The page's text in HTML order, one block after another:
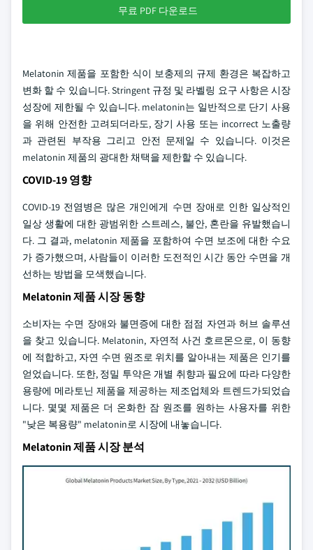
무료 PDF 다운로드
Melatonin 제품을 포함한 식이 보충제의 규제 환경은 복잡하고
변화 할 수 있습니다. Stringent 규정 및 라벨링 요구 사항은 시장
성장에 제한될 수 있습니다. melatonin는 일반적으로 단기 사용
을 위해 안전한 고려되더라도, 장기 사용 또는 incorrect 노출량
과 관련된 부작용 그리고 안전 문제일 수 있습니다. 이것은
melatonin 제품의 광대한 채택을 제한할 수 있습니다.
COVID-19 영향
COVID-19 전염병은 많은 개인에게 수면 장애로 인한 일상적인
일상 생활에 대한 광범위한 스트레스, 불안, 혼란을 유발했습니
다. 그 결과, melatonin 제품을 포함하여 수면 보조에 대한 수요
가 증가했으며, 사람들이 이러한 도전적인 시간 동안 수면을 개
선하는 방법을 모색했습니다.
Melatonin 제품 시장 동향
소비자는 수면 장애와 불면증에 대한 점점 자연과 허브 솔루션
을 찾고 있습니다. Melatonin, 자연적 사건 호르몬으로, 이 동향
에 적합하고, 자연 수면 원조로 위치를 알아내는 제품은 인기를
얻었습니다. 또한, 정밀 투약은 개별 취향과 필요에 따라 다양한
용량에 메라토닌 제품을 제공하는 제조업체와 트렌드가되었습
니다. 몇몇 제품은 더 온화한 잠 원조를 원하는 사용자를 위한
"낮은 복용량" melatonin로 시장에 내놓습니다.
Melatonin 제품 시장 분석